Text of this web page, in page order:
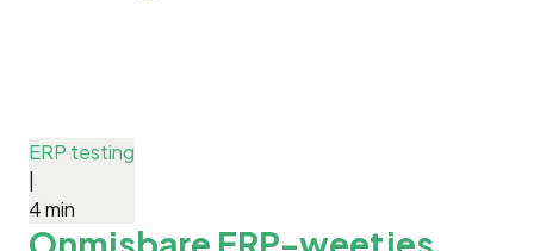
ERP testing
4 min